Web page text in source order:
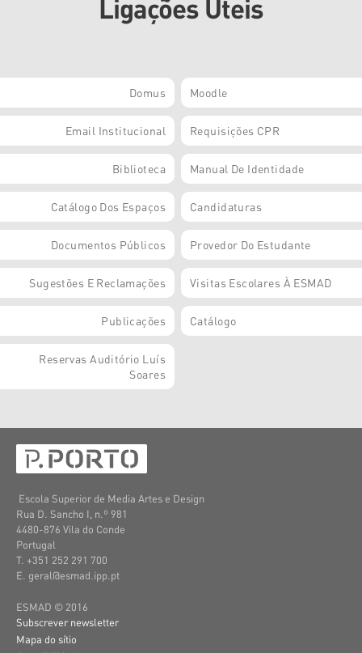
Ligações Úteis
Domus Moodle
Email Institucional Requisições CPR
Biblioteca Manual De Identidade
Catálogo Dos Espaços Candidaturas
Documentos Públicos Provedor Do Estudante
Sugestões E Reclamações Visitas Escolares À ESMAD
Publicações Catálogo
Reservas Auditório Luís
Soares
Escola Superior de Media Artes e Design
Rua D. Sancho I, n.º 981
4480-876 Vila do Conde
Portugal
T. +351 252 291 700
E. geral@esmad.ipp.pt
ESMAD © 2016
Subscrever newsletter
Mapa do sítio